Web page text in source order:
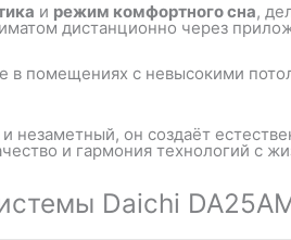
и режим комфортного сна,
дистанционно через
помещениях с невысокими
он создаёт
и гармония технологий с
Daichi